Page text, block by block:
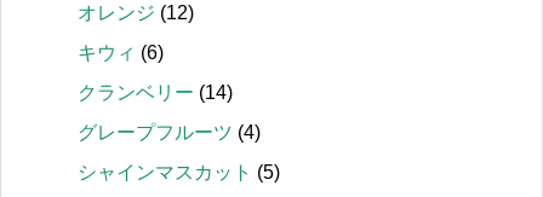
オレンジ (12)
キウィ (6)
クランベリー (14)
グレープフルーツ (4)
シャインマスカット (5)